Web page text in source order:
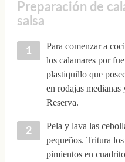
Preparación de
salsa
Para comenzar a
los calamares por
plastiquillo que
en rodajas
Reserva.
Pela y lava las
pequeños. Tritura
pimientos en